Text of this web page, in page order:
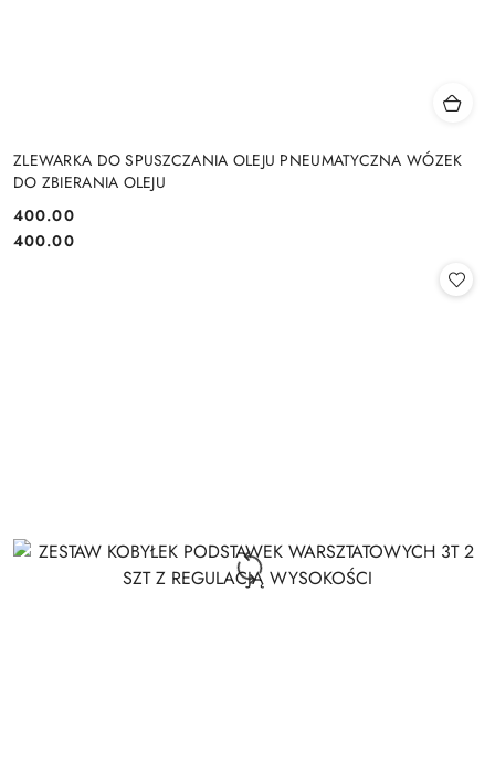
ZLEWARKA DO SPUSZCZANIA OLEJU PNEUMATYCZNA WÓZEK
DO ZBIERANIA OLEJU
Cena:
400.00
Cena:
400.00